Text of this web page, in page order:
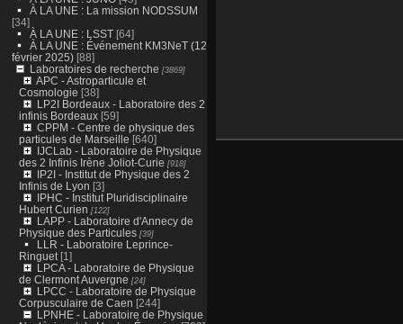
À LA UNE : La mission NODSSUM
[34]
À LA UNE : LSST[64]
À LA UNE : Événement KM3NeT (12
février 2025)[88]
Laboratoires de recherche [3869]
APC - Astroparticule et
Cosmologie [38]
LP2I Bordeaux - Laboratoire des 2
infinis Bordeaux[59]
CPPM - Centre de physique des
particules de Marseille [640]
IJCLab - Laboratoire de Physique
des 2 Infinis Irène Joliot-Curie [918]
IP2I - Institut de Physique des 2
Infinis de Lyon [3]
IPHC - Institut Pluridisciplinaire
Hubert Curien [122]
LAPP - Laboratoire d'Annecy de
Physique des Particules[39]
LLR - Laboratoire Leprince-
Ringuet[1]
LPCA - Laboratoire de Physique
de Clermont Auvergne [24]
LPCC - Laboratoire de Physique
Corpusculaire de Caen [244]
LPNHE - Laboratoire de Physique